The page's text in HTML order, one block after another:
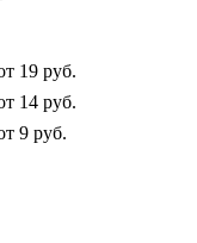
19 руб.
14 руб.
9 руб.